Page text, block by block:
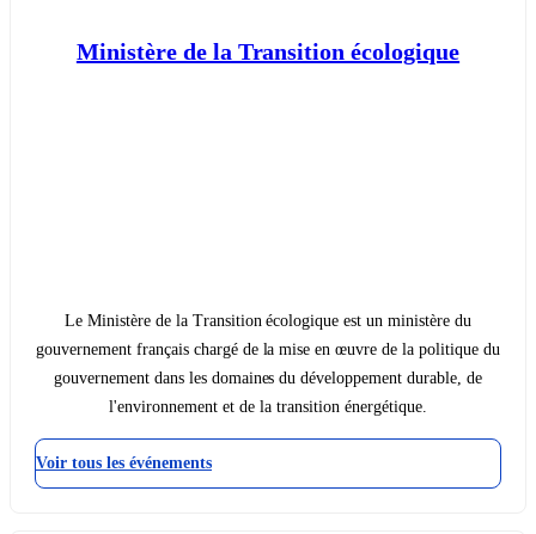
Ministère de la Transition écologique
Le Ministère de la Transition écologique est un ministère du
gouvernement français chargé de la mise en œuvre de la politique du
gouvernement dans les domaines du développement durable, de
l'environnement et de la transition énergétique.
Voir tous les événements